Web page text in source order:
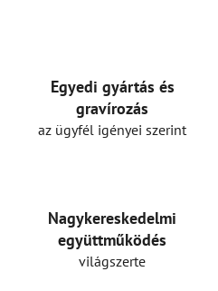
Egyedi gyártás és
gravírozás
az ügyfél igényei szerint
Nagykereskedelmi
együttműködés
világszerte